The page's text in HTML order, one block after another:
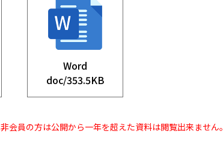
Word
doc/353.5KB
非会員の方は公開から一年を超えた資料は閲覧出来ません。